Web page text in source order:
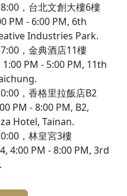
，台北文創大樓6樓
PM - 6:00 PM, 6th
Industries Park.
，金典酒店11樓
PM - 5:00 PM, 11th
，香格里拉飯店B2
PM - 8:00 PM, B2,
Hotel, Tainan.
，林皇宮3樓
4:00 PM - 8:00 PM, 3rd